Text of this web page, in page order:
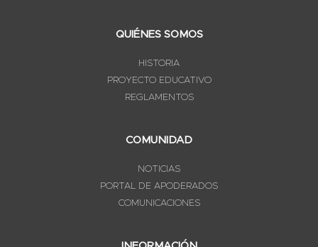
QUIÉNES SOMOS
HISTORIA
PROYECTO EDUCATIVO
REGLAMENTOS
COMUNIDAD
NOTICIAS
PORTAL DE APODERADOS
COMUNICACIONES